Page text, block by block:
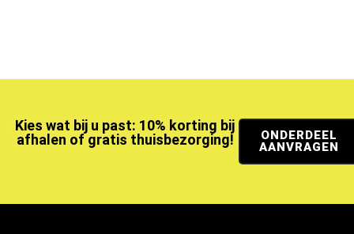
Kies wat bij u past: 10% korting bij
afhalen of gratis thuisbezorging!
ONDERDEEL
AANVRAGEN